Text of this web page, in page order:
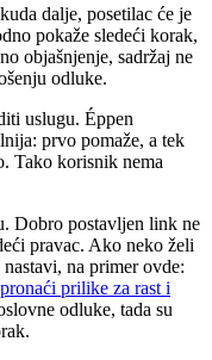
dalje, posetilac će je
pokaže sledeći korak,
objašnjenje, sadržaj ne
odluke.
uslugu. Éppen
prvo pomaže, a tek
Tako korisnik nema
Dobro postavljen link ne
pravac. Ako neko želi
na primer ovde:
prilike za rast i
odluke, tada su